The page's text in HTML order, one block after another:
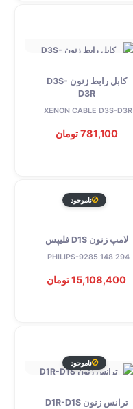
کابل رابط زنون D3S-
D3R
XENON CABLE D3S-D3R
781,100 تومان
ناموجود
لامپ زنون D1S فلیپس
PHILIPS-9285 148 294
15,108,400 تومان
ناموجود
ترانس زنون D1R-D1S